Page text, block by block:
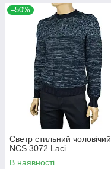
–50%
Светр стильний чоловічий
NCS 3072 Laci
В наявності